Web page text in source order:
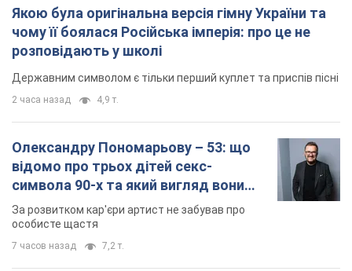
Якою була оригінальна версія гімну України та
чому її боялася Російська імперія: про це не
розповідають у школі
Державним символом є тільки перший куплет та приспів пісні
2 часа назад 4,9 т.
Олександру Пономарьову – 53: що
відомо про трьох дітей секс-
символа 90-х та який вигляд вони
мають
За розвитком кар'єри артист не забував про
особисте щастя
7 часов назад 7,2 т.